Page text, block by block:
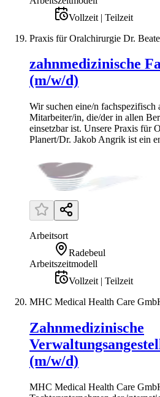
Vollzeit | Teilzeit
Praxis für Oralchirurgie Dr.
zahnmedizinische
(m/w/d)
Wir suchen eine/n fachspezifisch
Mitarbeiter/in, die/der in allen
einsetzbar ist. Unsere Praxis für
Planert/Dr. Jakob Angrik ist ein
Arbeitsort
Radebeul
Arbeitszeitmodell
Vollzeit | Teilzeit
MHC Medical Health Care
Zahnmedizinische
(m/w/d)
MHC Medical Health Care